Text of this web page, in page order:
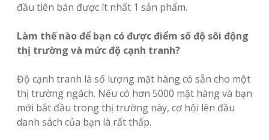
đầu tiên bán được ít nhất 1 sản phẩm.
Làm thế nào để bạn có được điểm số độ sôi động
thị trường và mức độ cạnh tranh?
Độ cạnh tranh là số lượng mặt hàng có sẵn cho một
thị trường ngách. Nếu có hơn 5000 mặt hàng và bạn
mới bắt đầu trong thị trường này, cơ hội lên đầu
danh sách của bạn là rất thấp.